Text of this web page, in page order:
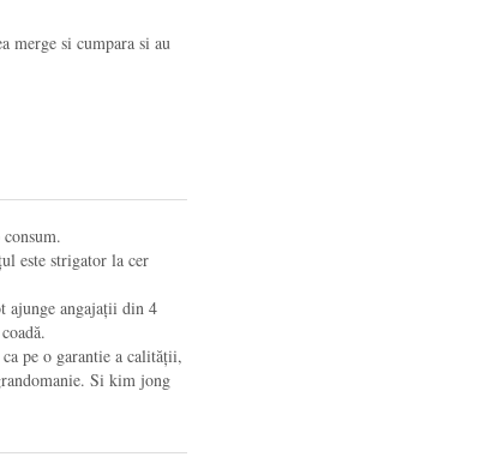
merge si cumpara si au
este strigator la cer
ajunge angajații din 4
pe o garantie a calității,
Si kim jong